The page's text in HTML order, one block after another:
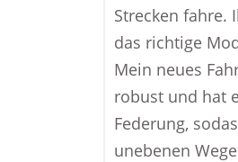
Strecken fahre.
das richtige
Mein neues
robust und hat
Federung,
unebenen